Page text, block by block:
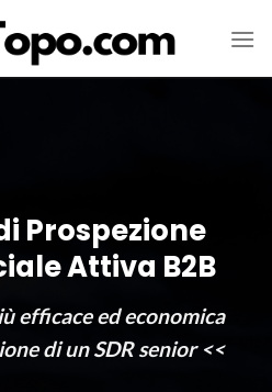
Prospezione
Attiva B2B
efficace ed economica
di un SDR senior<<